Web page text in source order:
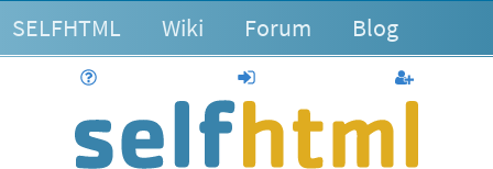
SELFHTML Wiki Forum Blog
anmelden